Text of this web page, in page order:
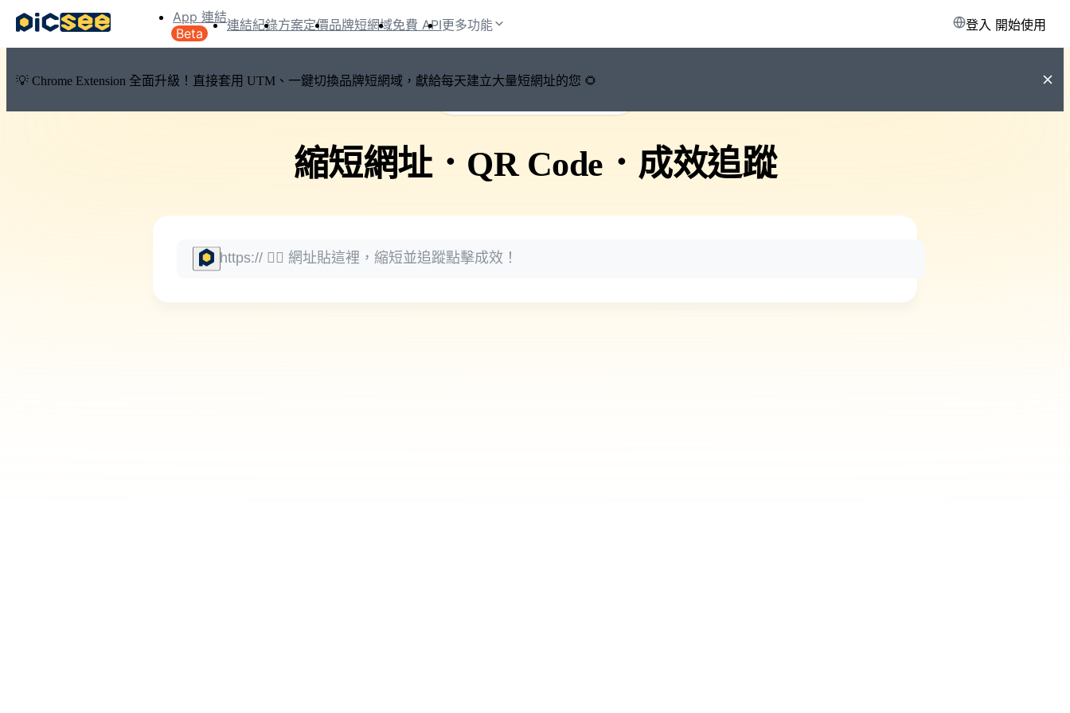
💡 Chrome Extension 全面升級！直接套用 UTM、一鍵切換品牌短網域，獻給每天建立大量短網址的您 🌻
App 連結
Beta
連結紀錄方案定價品牌短網域免費 API更多功能 登入 開始使用
🚀 PicSee 短網址永久有效
縮短網址． QR Code ． 成效追蹤